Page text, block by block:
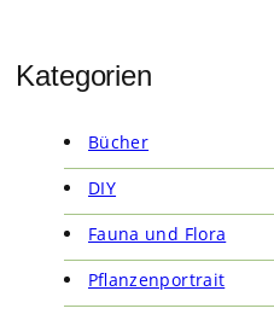
Kategorien
Bücher
DIY
Fauna und Flora
Pflanzenportrait